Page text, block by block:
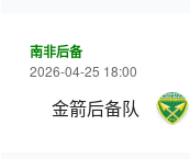
南非后备
2026-04-25 18:00
金箭后备队